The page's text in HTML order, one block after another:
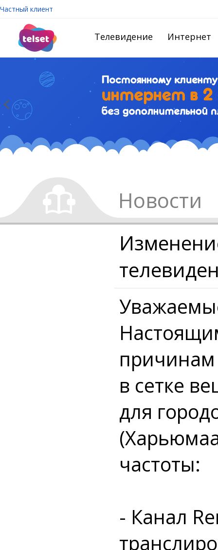
Частный клиент
Телевидение Интернет
Новости
в сетке
для
частоты:
- Канал